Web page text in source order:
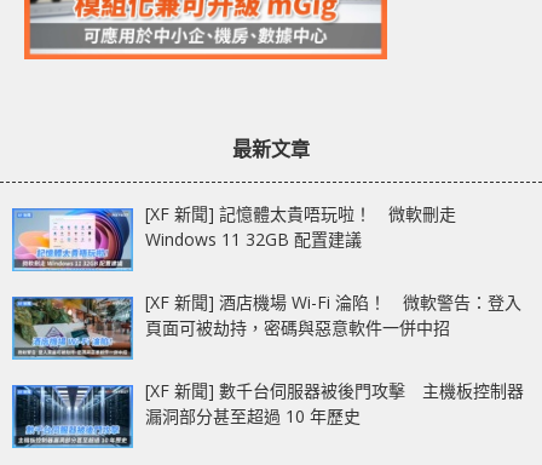
最新文章
[XF 新聞] 記憶體太貴唔玩啦！ 微軟刪走
Windows 11 32GB 配置建議
[XF 新聞] 酒店機場 Wi-Fi 淪陷！ 微軟警告：登入
頁面可被劫持，密碼與惡意軟件一併中招
[XF 新聞] 數千台伺服器被後門攻擊 主機板控制器
漏洞部分甚至超過 10 年歷史